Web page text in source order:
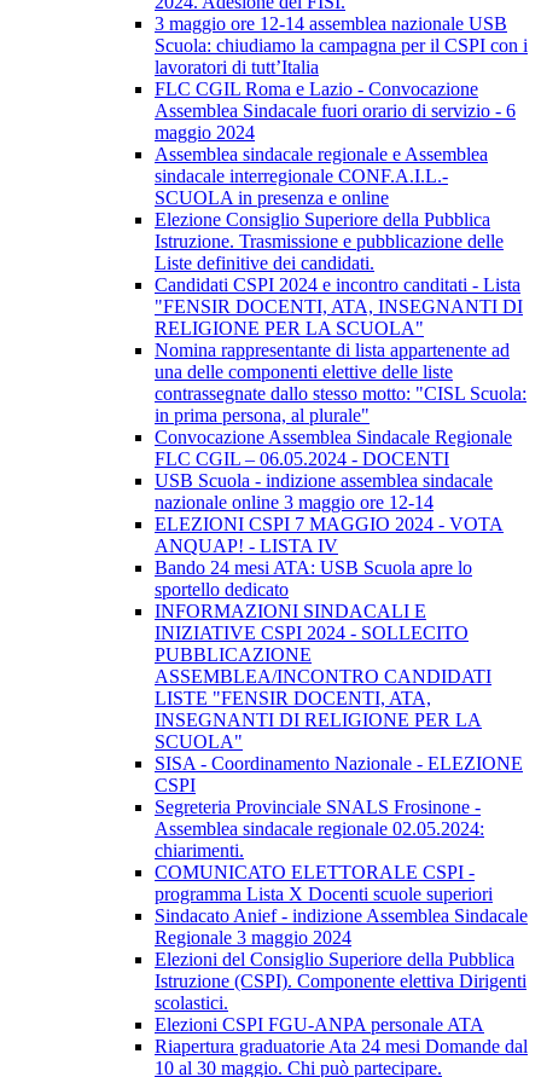
3 maggio ore 12-14 assemblea nazionale USB
Scuola: chiudiamo la campagna per il CSPI con i
lavoratori di tutt’Italia
FLC CGIL Roma e Lazio - Convocazione
Assemblea Sindacale fuori orario di servizio - 6
maggio 2024
Assemblea sindacale regionale e Assemblea
sindacale interregionale CONF.A.I.L.-
SCUOLA in presenza e online
Elezione Consiglio Superiore della Pubblica
Istruzione. Trasmissione e pubblicazione delle
Liste definitive dei candidati.
Candidati CSPI 2024 e incontro canditati - Lista
"FENSIR DOCENTI, ATA, INSEGNANTI DI
RELIGIONE PER LA SCUOLA"
Nomina rappresentante di lista appartenente ad
una delle componenti elettive delle liste
contrassegnate dallo stesso motto: "CISL Scuola:
in prima persona, al plurale"
Convocazione Assemblea Sindacale Regionale
FLC CGIL – 06.05.2024 - DOCENTI
USB Scuola - indizione assemblea sindacale
nazionale online 3 maggio ore 12-14
ELEZIONI CSPI 7 MAGGIO 2024 - VOTA
ANQUAP! - LISTA IV
Bando 24 mesi ATA: USB Scuola apre lo
sportello dedicato
INFORMAZIONI SINDACALI E
INIZIATIVE CSPI 2024 - SOLLECITO
PUBBLICAZIONE
ASSEMBLEA/INCONTRO CANDIDATI
LISTE "FENSIR DOCENTI, ATA,
INSEGNANTI DI RELIGIONE PER LA
SCUOLA"
SISA - Coordinamento Nazionale - ELEZIONE
CSPI
Segreteria Provinciale SNALS Frosinone -
Assemblea sindacale regionale 02.05.2024:
chiarimenti.
COMUNICATO ELETTORALE CSPI -
programma Lista X Docenti scuole superiori
Sindacato Anief - indizione Assemblea Sindacale
Regionale 3 maggio 2024
Elezioni del Consiglio Superiore della Pubblica
Istruzione (CSPI). Componente elettiva Dirigenti
scolastici.
Elezioni CSPI FGU-ANPA personale ATA
Riapertura graduatorie Ata 24 mesi Domande dal
10 al 30 maggio. Chi può partecipare.